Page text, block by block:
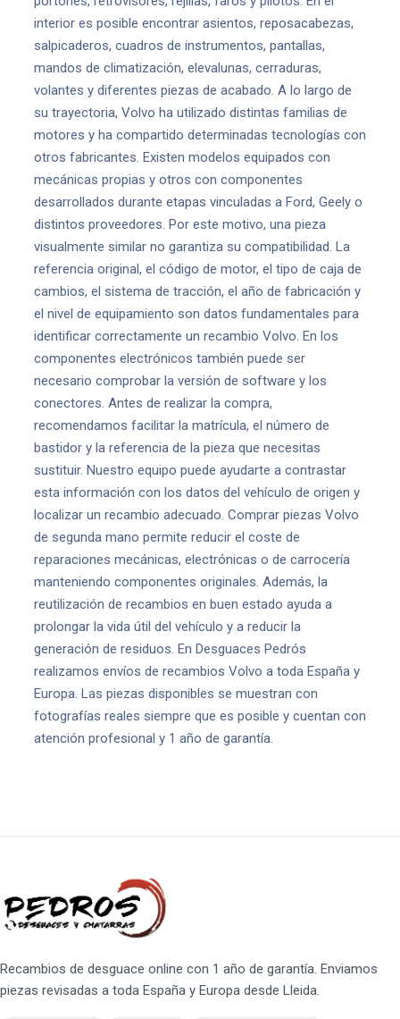
interior es posible encontrar asientos, reposacabezas,
salpicaderos, cuadros de instrumentos, pantallas,
mandos de climatización, elevalunas, cerraduras,
volantes y diferentes piezas de acabado. A lo largo de
su trayectoria, Volvo ha utilizado distintas familias de
motores y ha compartido determinadas tecnologías con
otros fabricantes. Existen modelos equipados con
mecánicas propias y otros con componentes
desarrollados durante etapas vinculadas a Ford, Geely o
distintos proveedores. Por este motivo, una pieza
visualmente similar no garantiza su compatibilidad. La
referencia original, el código de motor, el tipo de caja de
cambios, el sistema de tracción, el año de fabricación y
el nivel de equipamiento son datos fundamentales para
identificar correctamente un recambio Volvo. En los
componentes electrónicos también puede ser
necesario comprobar la versión de software y los
conectores. Antes de realizar la compra,
recomendamos facilitar la matrícula, el número de
bastidor y la referencia de la pieza que necesitas
sustituir. Nuestro equipo puede ayudarte a contrastar
esta información con los datos del vehículo de origen y
localizar un recambio adecuado. Comprar piezas Volvo
de segunda mano permite reducir el coste de
reparaciones mecánicas, electrónicas o de carrocería
manteniendo componentes originales. Además, la
reutilización de recambios en buen estado ayuda a
prolongar la vida útil del vehículo y a reducir la
generación de residuos. En Desguaces Pedrós
realizamos envíos de recambios Volvo a toda España y
Europa. Las piezas disponibles se muestran con
fotografías reales siempre que es posible y cuentan con
atención profesional y 1 año de garantía.
Recambios de desguace online con 1 año de garantía. Enviamos
piezas revisadas a toda España y Europa desde Lleida.